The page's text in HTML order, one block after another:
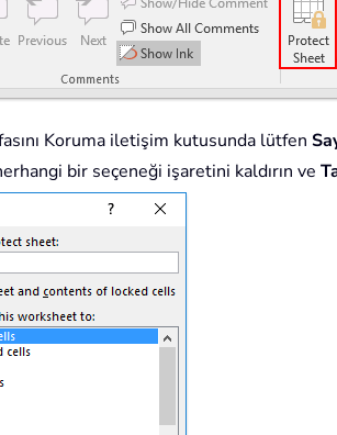
Koruma iletişim kutusunda lütfen
bir seçeneği işaretini kaldırın ve